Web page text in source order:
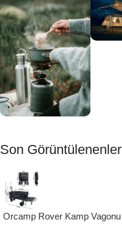
Muftağı
Kampçı
Şefler İçin
Keşfet
Son Görüntülenenler
Orcamp Rover Kamp Vagonu